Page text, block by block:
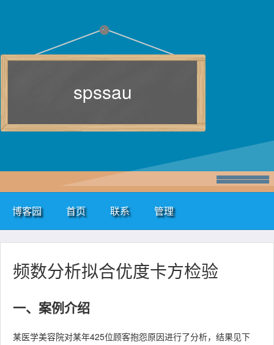
spssau
博客园 首页 联系 管理
频数分析拟合优度卡方检验
一、案例介绍
某医学美容院对某年425位顾客抱怨原因进行了分析，结果见下